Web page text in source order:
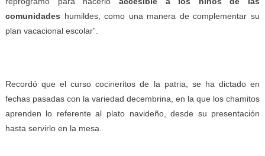
comunidades humildes, como una manera de complementar su
plan vacacional escolar”.
Recordó que el curso cocineritos de la patria, se ha dictado en
fechas pasadas con la variedad decembrina, en la que los chamitos
aprenden lo referente al plato navideño, desde su presentación
hasta servirlo en la mesa.